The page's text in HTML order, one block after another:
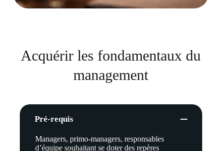
Acquérir les fondamentaux du
management
Pré-requis
Managers, primo-managers, responsables
d’équipe souhaitant se doter des repères